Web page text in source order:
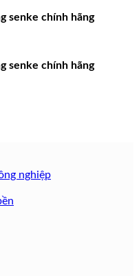
senke chính hãng
senke chính hãng
nghiệp